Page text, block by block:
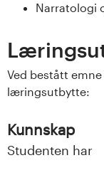
a
n
d
e
Narratologi
Ved bestått
læringsutbytte:
Kunnskap
Studenten har